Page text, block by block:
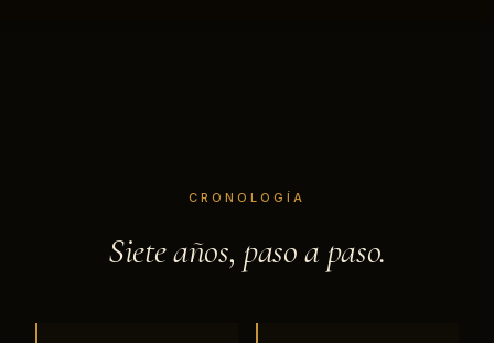
CRONOLOGÍA
Siete años, paso a paso.